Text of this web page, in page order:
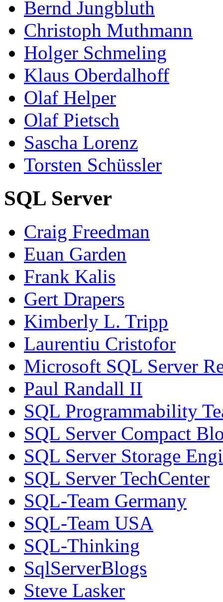
Bernd Jungbluth
Christoph Muthmann
Holger Schmeling
Klaus Oberdalhoff
Olaf Helper
Olaf Pietsch
Sascha Lorenz
Torsten Schüssler
SQL Server
Craig Freedman
Euan Garden
Frank Kalis
Gert Drapers
Kimberly L. Tripp
Laurentiu Cristofor
Microsoft SQL Server
Paul Randall II
SQL Programmability
SQL Server Compact
SQL Server Storage
SQL Server TechCenter
SQL-Team Germany
SQL-Team USA
SQL-Thinking
SqlServerBlogs
Steve Lasker